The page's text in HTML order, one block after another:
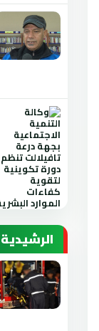
الرشيدية